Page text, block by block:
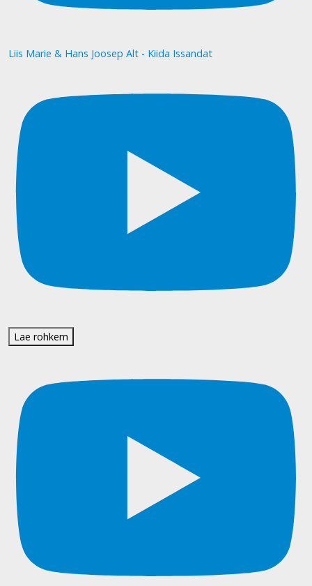
Liis Marie & Hans Joosep Alt - Kiida Issandat
Lae rohkem